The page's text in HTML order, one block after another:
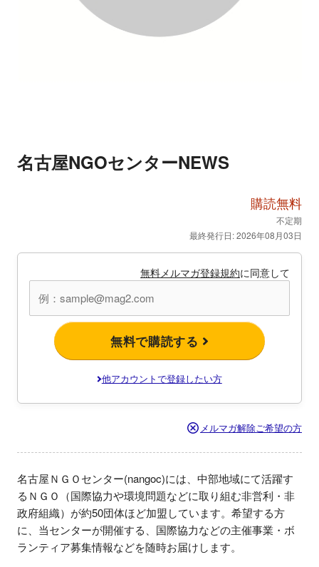
名古屋NGOセンターNEWS
購読無料
不定期
最終発行日: 2026年08月03日
無料メルマガ登録規約に同意して
無料で購読する
他アカウントで登録したい方
メルマガ解除ご希望の方
名古屋ＮＧＯセンター(nangoc)には、中部地域にて活躍す
るＮＧＯ（国際協力や環境問題などに取り組む非営利・非
政府組織）が約50団体ほど加盟しています。希望する方
に、当センターが開催する、国際協力などの主催事業・ボ
ランティア募集情報などを随時お届けします。